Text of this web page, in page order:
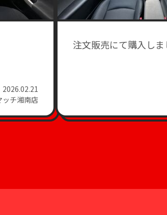
2026.02.21
ッチ湘南店
注文販売にて購入しま